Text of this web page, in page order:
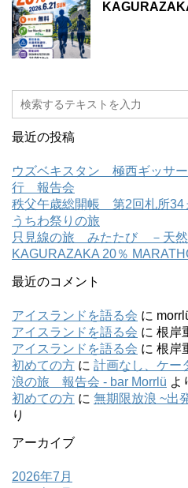
最近の投稿
ウズベキスタン 極西ギッサ
行 報告会
秩父午歳総開帳 第2回札所34
うちわ祭りの旅
只見線の旅 みたたび －天然
KAGURAZAKA 20％
最近のコメント
アイスランドを語る会 に
アイスランドを語る会 に 根岸
アイスランドを語る会 に 根岸
初めての方 に 計画なし、ケー
浪の旅 報告会 - bar Morrlü よ
初めての方 に 無期限放浪 ~出
り
アーカイブ
2026年7月